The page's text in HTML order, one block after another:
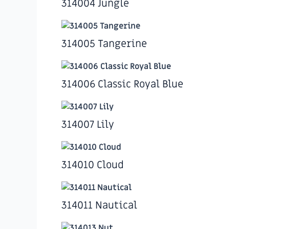
314004 Jungle
314005 Tangerine
314006 Classic Royal Blue
314007 Lily
314010 Cloud
314011 Nautical